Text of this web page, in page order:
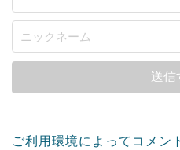
ご利用環境によってコメン